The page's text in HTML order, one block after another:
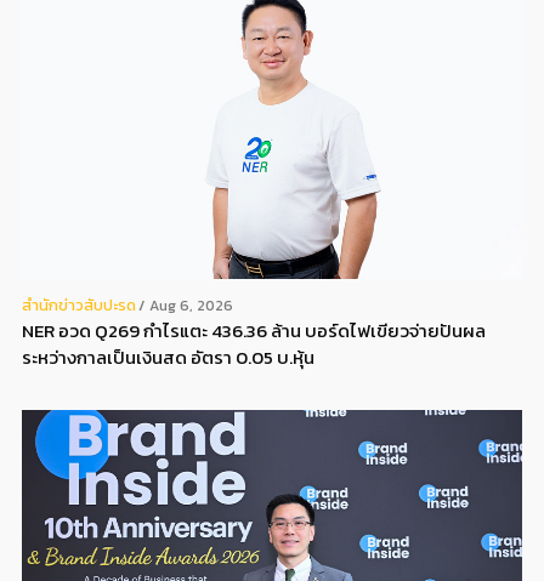
สํานักข่าวสับปะรด Aug 6, 2026
NER อวด Q269 กำไรแตะ 436.36 ล้าน บอร์ดไฟเขียวจ่ายปันผล
ระหว่างกาลเป็นเงินสด อัตรา 0.05 บ.หุ้น